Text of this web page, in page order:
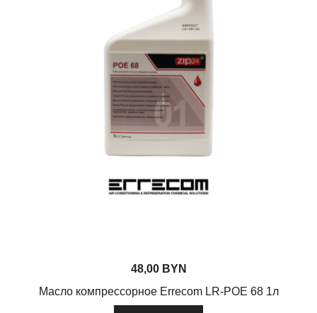
48,00 BYN
Масло компрессорное Errecom LR-POE 68 1л